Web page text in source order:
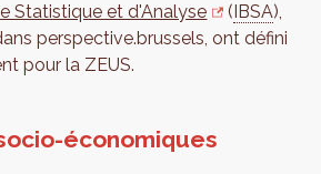
Statistique et d'Analyse ( IBSA),
perspective.brussels, ont défini
pour la ZEUS.
économiques